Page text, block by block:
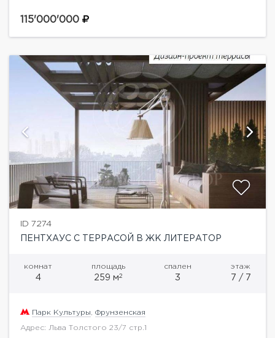
планировка: кухня совмещенная с гостиной и
115'000'000
ID 7274
ПЕНТХАУС С ТЕРРАСОЙ В ЖК ЛИТЕРАТОР
комнат
4
площадь
259 м2
спален
3
этаж
7 / 7
Парк Культуры, Фрунзенская
Адрес: Льва Толстого 23/7 стр.1